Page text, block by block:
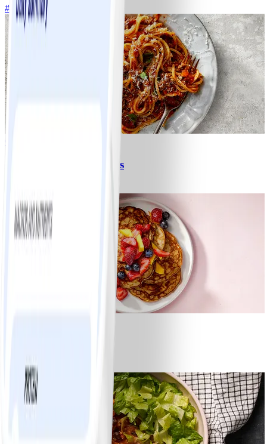
# Lätt 15 MIN
6
Spagetti med köttfärssås
5 MIN